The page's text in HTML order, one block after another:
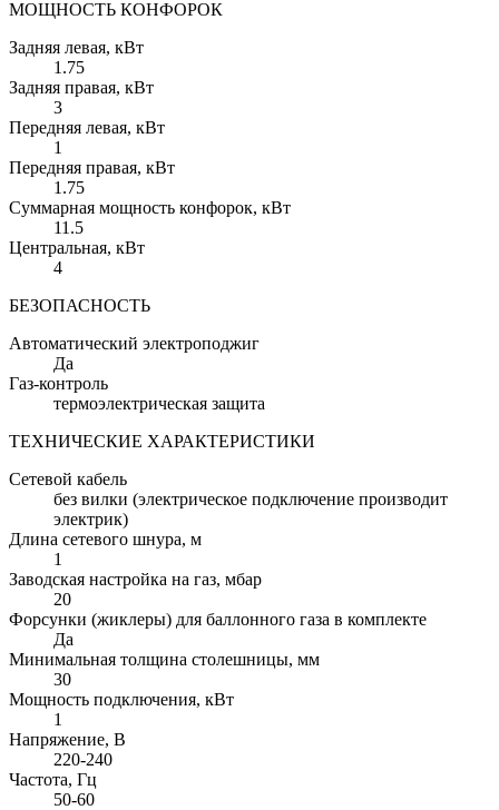
МОЩНОСТЬ КОНФОРОК
Задняя левая, кВт
1.75
Задняя правая, кВт
3
Передняя левая, кВт
1
Передняя правая, кВт
1.75
Суммарная мощность конфорок, кВт
11.5
Центральная, кВт
4
БЕЗОПАСНОСТЬ
Автоматический электроподжиг
Да
Газ-контроль
термоэлектрическая защита
ТЕХНИЧЕСКИЕ ХАРАКТЕРИСТИКИ
Сетевой кабель
без вилки (электрическое подключение производит
электрик)
Длина сетевого шнура, м
1
Заводская настройка на газ, мбар
20
Форсунки (жиклеры) для баллонного газа в комплекте
Да
Минимальная толщина столешницы, мм
30
Мощность подключения, кВт
1
Напряжение, В
220-240
Частота, Гц
50-60